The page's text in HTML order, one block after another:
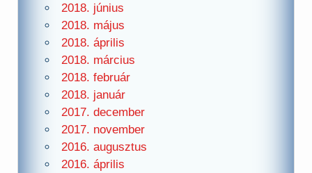
2018. június
2018. május
2018. április
2018. március
2018. február
2018. január
2017. december
2017. november
2016. augusztus
2016. április